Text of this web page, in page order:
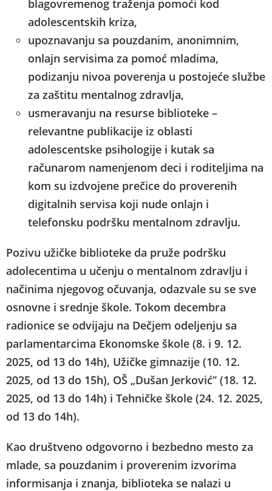
blagovremenog traženja pomoći kod
adolescentskih kriza,
upoznavanju sa pouzdanim, anonimnim,
onlajn servisima za pomoć mladima,
podizanju nivoa poverenja u postojeće službe
za zaštitu mentalnog zdravlja,
usmeravanju na resurse biblioteke –
relevantne publikacije iz oblasti
adolescentske psihologije i kutak sa
računarom namenjenom deci i roditeljima na
kom su izdvojene prečice do proverenih
digitalnih servisa koji nude onlajn i
telefonsku podršku mentalnom zdravlju.
Pozivu užičke biblioteke da pruže podršku
adolecentima u učenju o mentalnom zdravlju i
načinima njegovog očuvanja, odazvale su se sve
osnovne i srednje škole. Tokom decembra
radionice se odvijaju na Dečjem odeljenju sa
parlamentarcima Ekonomske škole (8. i 9. 12.
2025, od 13 do 14h), Užičke gimnazije (10. 12.
2025, od 13 do 15h), OŠ „Dušan Jerković” (18. 12.
2025, od 13 do 14h) i Tehničke škole (24. 12. 2025,
od 13 do 14h).
Kao društveno odgovorno i bezbedno mesto za
mlade, sa pouzdanim i proverenim izvorima
informisanja i znanja, biblioteka se nalazi u